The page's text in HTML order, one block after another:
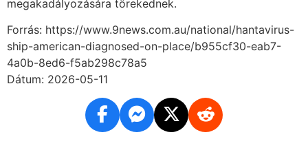
megakadályozására törekednek.
Forrás: https://www.9news.com.au/national/hantavirus-
ship-american-diagnosed-on-place/b955cf30-eab7-
4a0b-8ed6-f5ab298c78a5
Dátum: 2026-05-11